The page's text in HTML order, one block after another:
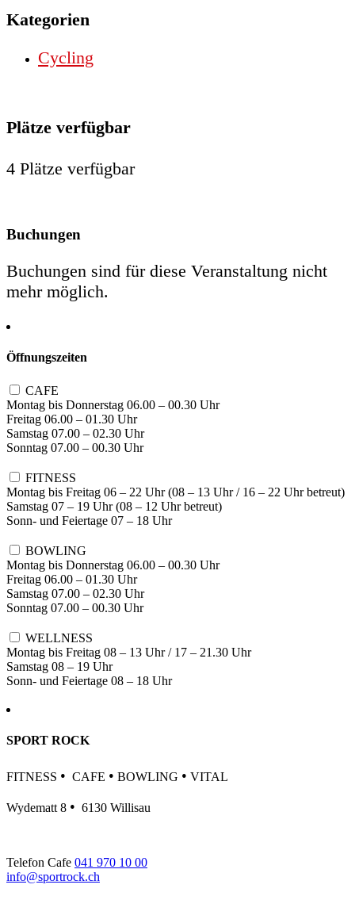
Kategorien
Cycling
Plätze verfügbar
4 Plätze verfügbar
Buchungen
Buchungen sind für diese Veranstaltung nicht
mehr möglich.
Öffnungszeiten
CAFE
Montag bis Donnerstag 06.00 – 00.30 Uhr
Freitag 06.00 – 01.30 Uhr
Samstag 07.00 – 02.30 Uhr
Sonntag 07.00 – 00.30 Uhr
FITNESS
Montag bis Freitag 06 – 22 Uhr (08 – 13 Uhr / 16 – 22 Uhr betreut)
Samstag 07 – 19 Uhr (08 – 12 Uhr betreut)
Sonn- und Feiertage 07 – 18 Uhr
BOWLING
Montag bis Donnerstag 06.00 – 00.30 Uhr
Freitag 06.00 – 01.30 Uhr
Samstag 07.00 – 02.30 Uhr
Sonntag 07.00 – 00.30 Uhr
WELLNESS
Montag bis Freitag 08 – 13 Uhr / 17 – 21.30 Uhr
Samstag 08 – 19 Uhr
Sonn- und Feiertage 08 – 18 Uhr
SPORT ROCK
FITNESS • CAFE • BOWLING • VITAL
Wydematt 8 • 6130 Willisau
Telefon Cafe 041 970 10 00
info@sportrock.ch